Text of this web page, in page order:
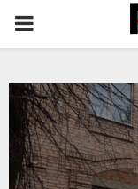
PRIMARY